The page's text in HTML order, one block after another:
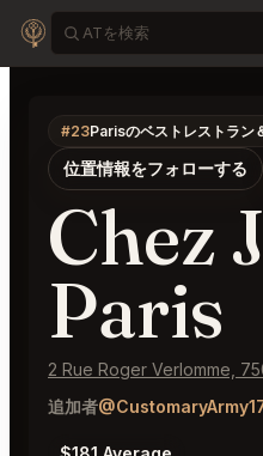
#23Parisのベストレストラン
位置情報をフォローする
Chez
Paris
2 Rue Roger Verlomme,
追加者